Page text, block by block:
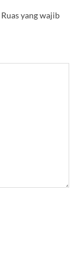
Ruas yang wajib